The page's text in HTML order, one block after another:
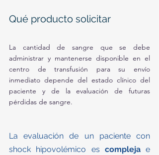
Qué producto solicitar
La cantidad de sangre que se debe
administrar y mantenerse disponible en el
centro de transfusión para su envío
inmediato depende del estado clínico del
paciente y de la evaluación de futuras
pérdidas de sangre.
La evaluación de un paciente con
shock hipovolémico es compleja e